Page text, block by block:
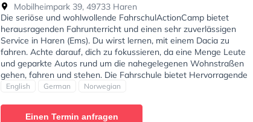
Mobilheimpark 39, 49733 Haren
Die seriöse und wohlwollende FahrschulActionCamp bietet
herausragenden Fahrunterricht und einen sehr zuverlässigen
Service in Haren (Ems). Du wirst lernen, mit einem Dacia zu
fahren. Achte darauf, dich zu fokussieren, da eine Menge Leute
und geparkte Autos rund um die nahegelegenen Wohnstraßen
gehen, fahren und stehen. Die Fahrschule bietet Hervorragende
Bedingungen um deine Klasse B, Klasse BE, Klasse B96, Klasse
Unterricht kann auf Englisch, Deutsch und Norwegisch stattfinden.
English German Norwegian
Einen Termin anfragen